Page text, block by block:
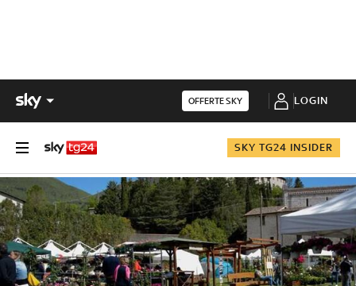
OFFERTE SKY LOGIN
SKY TG24 INSIDER